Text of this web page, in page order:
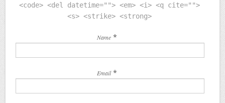
<code> <del datetime=""> <em> <i> <q cite="">
<s> <strike> <strong>
Name *
Email *